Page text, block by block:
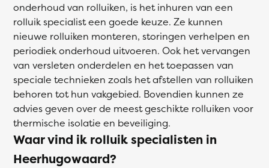
onderhoud van rolluiken, is het inhuren van een
rolluik specialist een goede keuze. Ze kunnen
nieuwe rolluiken monteren, storingen verhelpen en
periodiek onderhoud uitvoeren. Ook het vervangen
van versleten onderdelen en het toepassen van
speciale technieken zoals het afstellen van rolluiken
behoren tot hun vakgebied. Bovendien kunnen ze
advies geven over de meest geschikte rolluiken voor
thermische isolatie en beveiliging.
Waar vind ik rolluik specialisten in
Heerhugowaard?